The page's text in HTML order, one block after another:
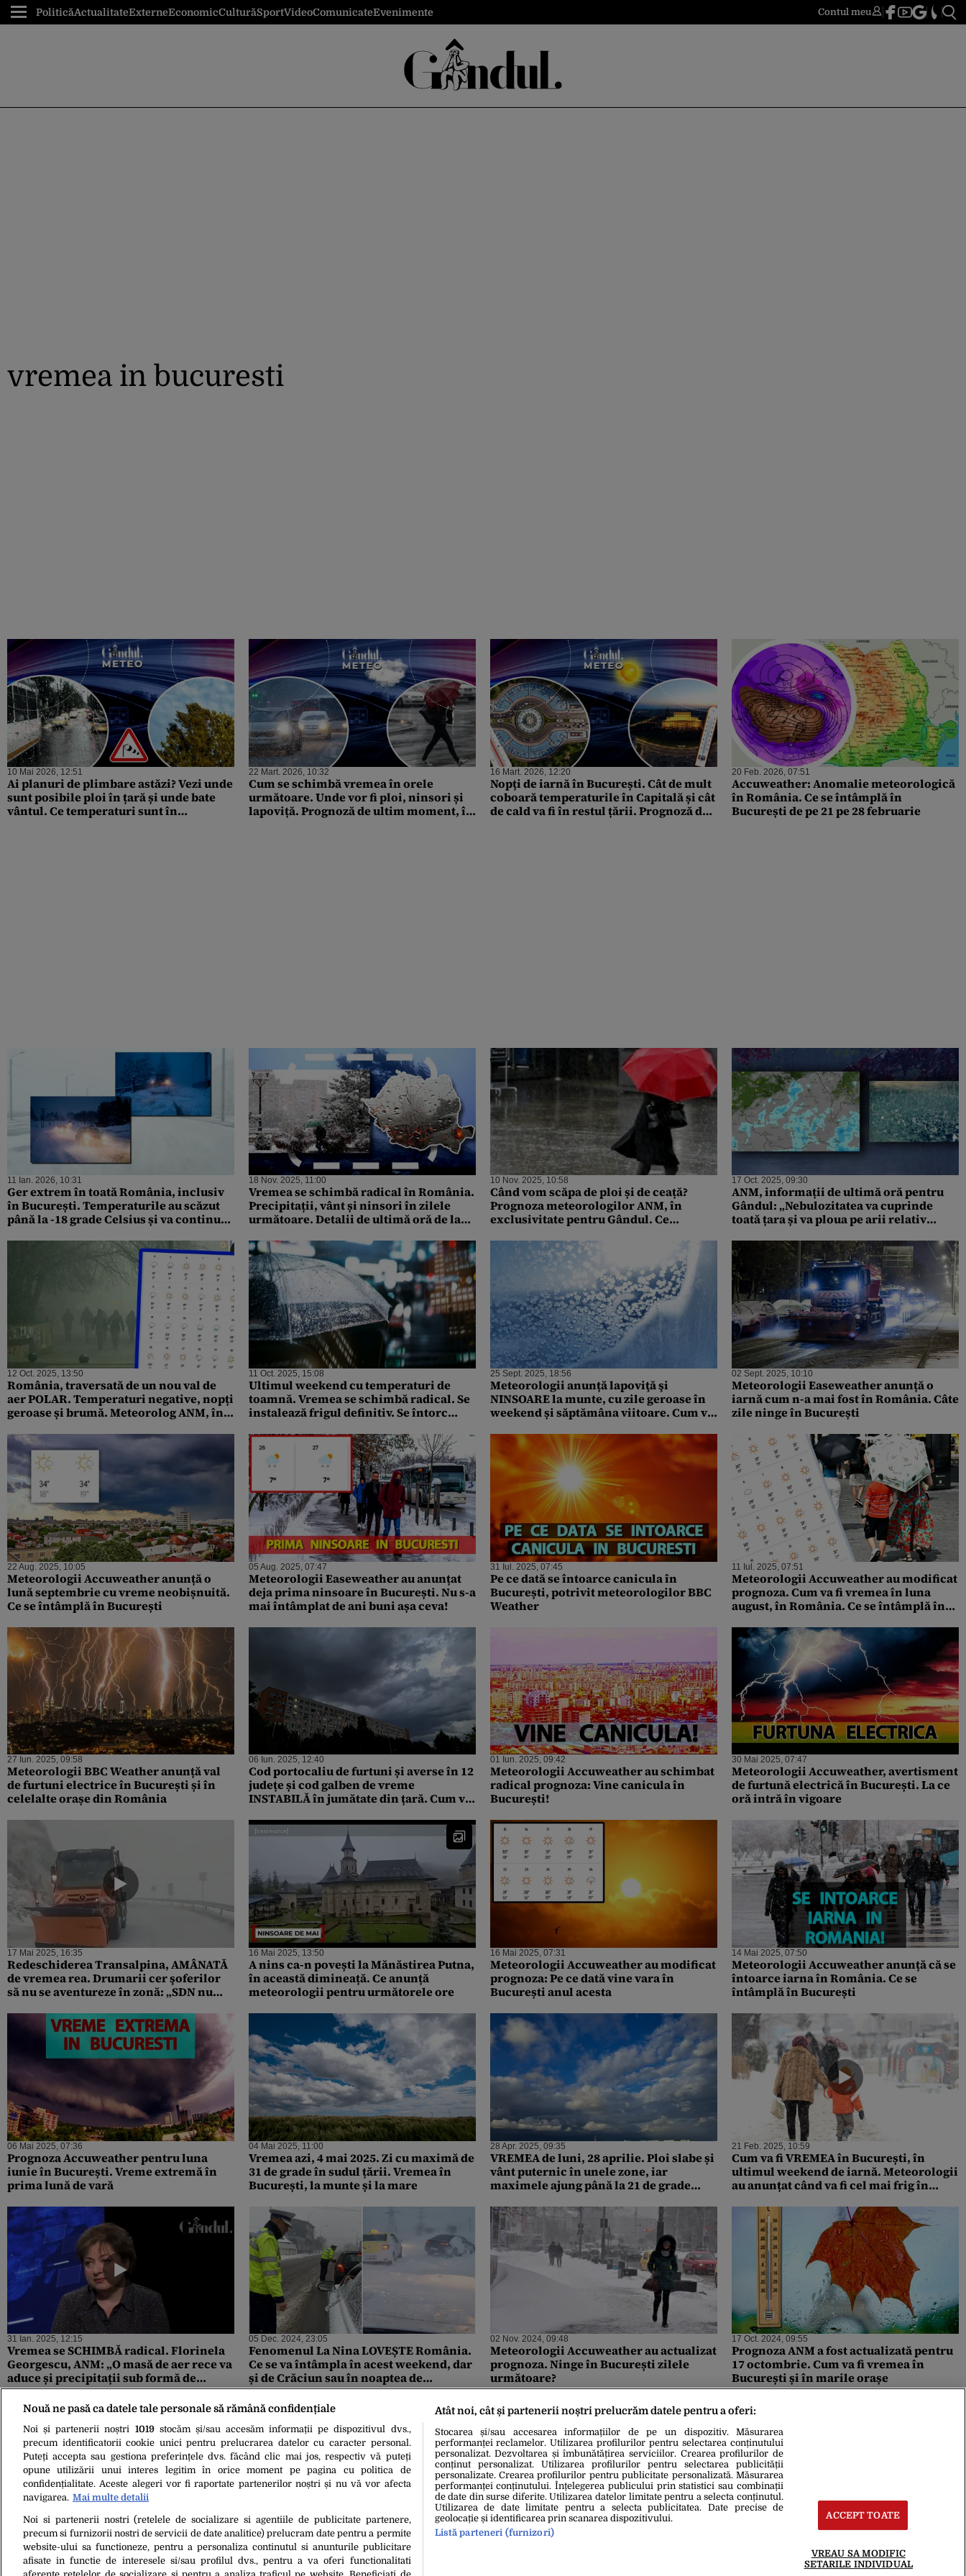
PoliticăActualitateExterneEconomicCulturăSportVideoComunicateEvenimente Contul meu
vremea in bucuresti
10 Mai 2026, 12:51
Ai planuri de plimbare astăzi? Vezi unde
sunt posibile ploi în țară și unde bate
vântul. Ce temperaturi sunt în
22 Mart. 2026, 10:32
Cum se schimbă vremea în orele
următoare. Unde vor fi ploi, ninsori și
lapoviță. Prognoză de ultim moment, în
16 Mart. 2026, 12:20
Nopți de iarnă în București. Cât de mult
coboară temperaturile în Capitală și cât
de cald va fi în restul țării. Prognoză de
20 Feb. 2026, 07:51
Accuweather: Anomalie meteorologică
în România. Ce se întâmplă în
București de pe 21 pe 28 februarie
11 Ian. 2026, 10:31
Ger extrem în toată România, inclusiv
în București. Temperaturile au scăzut
până la -18 grade Celsius și va continua
18 Nov. 2025, 11:00
Vremea se schimbă radical în România.
Precipitații, vânt și ninsori în zilele
următoare. Detalii de ultimă oră de la
pentru Gândul
10 Nov. 2025, 10:58
Când vom scăpa de ploi și de ceață?
Prognoza meteorologilor ANM, în
exclusivitate pentru Gândul. Ce
noiembrie
17 Oct. 2025, 09:30
ANM, informații de ultimă oră pentru
Gândul: „Nebulozitatea va cuprinde
toată țara și va ploua pe arii relativ
12 Oct. 2025, 13:50
România, traversată de un nou val de
aer POLAR. Temperaturi negative, nopți
geroase și brumă. Meteorolog ANM, în
menține semnalul de răcire”
11 Oct. 2025, 15:08
Ultimul weekend cu temperaturi de
toamnă. Vremea se schimbă radical. Se
instalează frigul definitiv. Se întorc
25 Sept. 2025, 18:56
Meteorologii anunță lapoviţă şi
NINSOARE la munte, cu zile geroase în
weekend și săptămâna viitoare. Cum va
02 Sept. 2025, 10:10
Meteorologii Easeweather anunță o
iarnă cum n-a mai fost în România. Câte
zile ninge în București
22 Aug. 2025, 10:05
Meteorologii Accuweather anunță o
lună septembrie cu vreme neobișnuită.
Ce se întâmplă în București
05 Aug. 2025, 07:47
Meteorologii Easeweather au anunțat
deja prima ninsoare în București. Nu s-a
mai întâmplat de ani buni așa ceva!
31 Iul. 2025, 07:45
Pe ce dată se întoarce canicula în
București, potrivit meteorologilor BBC
Weather
11 Iul. 2025, 07:51
Meteorologii Accuweather au modificat
prognoza. Cum va fi vremea în luna
august, în România. Ce se întâmplă în
27 Iun. 2025, 09:58
Meteorologii BBC Weather anunță val
de furtuni electrice în București și în
celelalte orașe din România
06 Iun. 2025, 12:40
Cod portocaliu de furtuni și averse în 12
județe și cod galben de vreme
INSTABILĂ în jumătate din țară. Cum va
01 Iun. 2025, 09:42
Meteorologii Accuweather au schimbat
radical prognoza: Vine canicula în
București!
30 Mai 2025, 07:47
Meteorologii Accuweather, avertisment
de furtună electrică în București. La ce
oră intră în vigoare
17 Mai 2025, 16:35
Redeschiderea Transalpina, AMÂNATĂ
de vremea rea. Drumarii cer şoferilor
să nu se aventureze în zonă: „SDN nu
16 Mai 2025, 13:50
A nins ca-n povești la Mănăstirea Putna,
în această dimineață. Ce anunță
meteorologii pentru următorele ore
16 Mai 2025, 07:31
Meteorologii Accuweather au modificat
prognoza: Pe ce dată vine vara în
București anul acesta
14 Mai 2025, 07:50
Meteorologii Accuweather anunță că se
întoarce iarna în România. Ce se
întâmplă în București
06 Mai 2025, 07:36
Prognoza Accuweather pentru luna
iunie în București. Vreme extremă în
prima lună de vară
04 Mai 2025, 11:00
Vremea azi, 4 mai 2025. Zi cu maximă de
31 de grade în sudul țării. Vremea în
București, la munte și la mare
28 Apr. 2025, 09:35
VREMEA de luni, 28 aprilie. Ploi slabe și
vânt puternic în unele zone, iar
maximele ajung până la 21 de grade
21 Feb. 2025, 10:59
Cum va fi VREMEA în București, în
ultimul weekend de iarnă. Meteorologii
au anunțat când va fi cel mai frig în
31 Ian. 2025, 12:15
Vremea se SCHIMBĂ radical. Florinela
Georgescu, ANM: „O masă de aer rece va
aduce și precipitații sub formă de
ninsoare, începând de duminică”
05 Dec. 2024, 23:05
Fenomenul La Nina LOVEȘTE România.
Ce se va întâmpla în acest weekend, dar
și de Crăciun sau în noaptea de
Revelion
02 Nov. 2024, 09:48
Meteorologii Accuweather au actualizat
prognoza. Ninge în București zilele
următoare?
17 Oct. 2024, 09:55
Prognoza ANM a fost actualizată pentru
17 octombrie. Cum va fi vremea în
București și în marile orașe
20 Sept. 2024, 12:36
Cum va fi VREMEA în weekend și ce
prognoză este pentru București.
Meteorologii au emis un cod galben în
Nouă ne pasă ca datele tale personale să rămână confidențiale
Noi și partenerii noștri 1019stocăm și/sau accesăm informații pe dispozitivul dvs.,
precum identificatorii cookie unici pentru prelucrarea datelor cu caracter personal.
Puteți accepta sau gestiona preferințele dvs. făcând clic mai jos, respectiv vă puteți
opune utilizării unui interes legitim în orice moment pe pagina cu politica de
confidențialitate. Aceste alegeri vor fi raportate partenerilor noștri și nu vă vor afecta
navigarea. Mai multe detalii
Noi si partenerii nostri (retelele de socializare si agentiile de publicitate partenere,
precum si furnizorii nostri de servicii de date analitice) prelucram date pentru a permite
website-ului sa functioneze, pentru a personaliza continutul si anunturile publicitare
afisate in functie de interesele si/sau profilul dvs., pentru a va oferi functionalitati
Atât noi, cât și partenerii noștri prelucrăm datele pentru a oferi:
Stocarea și/sau accesarea informațiilor de pe un dispozitiv. Măsurarea
performanței reclamelor. Utilizarea profilurilor pentru selectarea conținutului
personalizat. Dezvoltarea și îmbunătățirea serviciilor. Crearea profilurilor de
conținut personalizat. Utilizarea profilurilor pentru selectarea publicității
personalizate. Crearea profilurilor pentru publicitate personalizată. Măsurarea
performanței conținutului. Înțelegerea publicului prin statistici sau combinații
de date din surse diferite. Utilizarea datelor limitate pentru a selecta conținutul.
Utilizarea de date limitate pentru a selecta publicitatea. Date precise de
geolocație și identificarea prin scanarea dispozitivului.
Listă parteneri (furnizori)
ACCEPT TOATE
VREAU SA MODIFIC
SETARILE INDIVIDUAL